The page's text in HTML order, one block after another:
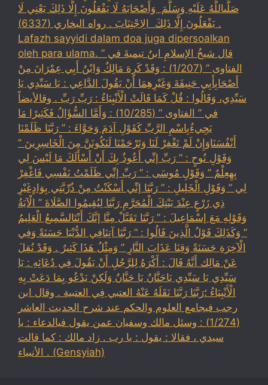
‏صَلَّىاللَّهُ عَلَيْهِ وَسَلَّمَ ‏ ‏وَأَصْحَابَهُ لَا يَفْعَلُونَ إِلَّا ذَلِكَ ‏‏يَعْنِي لَا
يَفْعَلُونَ إِلَّا ذَلِكَ ‏ ‏الِاجْتِنَابَ . رواه البخاري (6337) .
Lafazh sayyidi dalam doa juga dipersoalkan
oleh para ulama. قال شيخُ الإسلامِ ابنُ تيميةَ في ”
الفتاوى ” (1/207) : وَقَدْ كَرِهَ مَالِكٌ وَابْنُ أَبِي عِمْرَانَ مِنْ
أَصْحَابِأَبِي حَنِيفَةَ وَغَيْرِهِمَا أَنْ يَقُولَ الدَّاعِي : يَا سَيِّدِي يَا
سَيِّدِي، وَقَالُوا : قُلْ كَمَا قَالَتْ الْأَنْبِيَاءُ : رَبِّ رَبِّ . وقالأيضاً
في ” الفتاوى ” (10/285) : وَأَمَّا السُّؤَالُ فَكَثِيرًا مَا
يَجِيءُبِاسْمِ الرَّبِّ كَقَوْلِ آدَمَ وَحَوَّاءَ : ” رَبَّنَا ظَلَمْنَا
أَنْفُسَنَاوَإِنْ لَمْ تَغْفِرْ لَنَا وَتَرْحَمْنَا لَنَكُونَنَّ مِنَ الْخَاسِرِينَ ”
وَقَوْلِ نُوحٍ : ” رَبِّ إنِّي أَعُوذُ بِكَ أَنْ أَسْأَلَكَ مَا لَيْسَ لِي
بِهِعِلْمٌ ” وَقَوْلِ مُوسَى : ” رَبِّ إنِّي ظَلَمْتُ نَفْسِي فَاغْفِرْ
لِي ” وَقَوْلِ الْخَلِيلِ : ” رَبَّنَا إنِّي أَسْكَنْتُ مِنْ ذُرِّيَّتِي بِوَادٍغَيْرِ
ذِي زَرْعٍ عِنْدَ بَيْتِكَ الْمُحَرَّمِ رَبَّنَا لِيُقِيمُوا الصَّلَاةَ ” الْآيَةُ
وَقَوْلِهِ مَعَ إسْمَاعِيلَ : ” رَبَّنَا تَقَبَّلْ مِنَّا إنَّكَ أَنْتَالسَّمِيعُ الْعَلِيمُ
” وَكَذَلِكَ قَوْلُ الَّذِينَ قَالُوا : ” رَبَّنَا آتِنَافِي الدُّنْيَا حَسَنَةً وَفِي
الْآخِرَةِ حَسَنَةً وَقِنَا عَذَابَ النَّارِ ” وَمِثْلُ هَذَا كَثِيرٌ . وَقَدْ نُقِلَ
عَنْ مَالِك أَنَّهُ قَالَ : أَكْرَهُ لِلرَّجُلِ أَنْ يَقُولَ فِي دُعَائِهِ : يَا
سَيِّدِي يَا سَيِّدِي يَاحَنَّانُ يَا حَنَّانُ وَلَكِنْ يَدْعُو بِمَا دَعَتْ بِهِ
الْأَنْبِيَاءُ ؛رَبَّنَا رَبَّنَا نَقَلَهُ عَنْهُ العتبي فِي العتبية . وقال ابن
رجب فيجامع العلوم والحكم عند شرح الحديث العاشر
(1/274) : وسئل مالك وسفيان عمن يقول فيالدعاء : يا
سيدي ، فقالا : يقول : يا رب . زاد مالك : كما قالت
الأنبياء . (Gensyiah)